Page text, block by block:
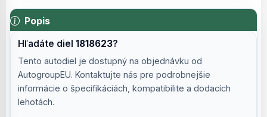
Popis
Hľadáte diel1818623?
Tento autodiel je dostupný na objednávku od
AutogroupEU. Kontaktujte nás pre podrobnejšie
informácie o špecifikáciách, kompatibilite a dodacích
lehotách.